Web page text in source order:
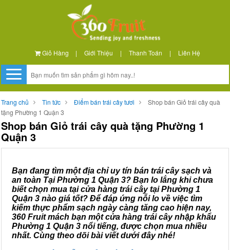
Giỏ Hàng | Giới Thiệu | Thanh Toán | Liên Hệ
Trang chủ Tin tức Điểm bán trái cây tươi
Shop bán Giỏ trái cây quà
tặng Phường 1 Quận 3
Shop bán Giỏ trái cây quà tặng Phường 1
Quận 3
Bạn đang tìm một địa chỉ uy tín bán trái cây sạch và
an toàn Tại Phường 1 Quận 3? Bạn lo lắng khi chưa
biết chọn mua tại cửa hàng trái cây tại Phường 1
Quận 3 nào giá tốt? Để đáp ứng nỗi lo về việc tìm
kiếm thực phẩm sạch ngày càng tăng cao hiện nay,
360 Fruit mách bạn một cửa hàng trái cây nhập khẩu
Phường 1 Quận 3 nổi tiếng, được chọn mua nhiều
nhất. Cùng theo dõi bài viết dưới đây nhé!